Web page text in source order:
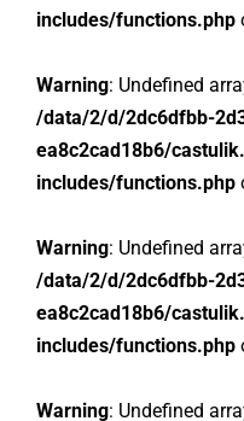
includes/functions.php
Warning: Undefined
/data/2/d/2dc6dfbb-
ea8c2cad18b6/
includes/functions.php
Warning: Undefined
/data/2/d/2dc6dfbb-
ea8c2cad18b6/
includes/functions.php
Warning: Undefined